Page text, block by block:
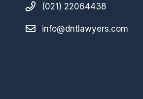
(021) 22064438
info@dntlawyers.com